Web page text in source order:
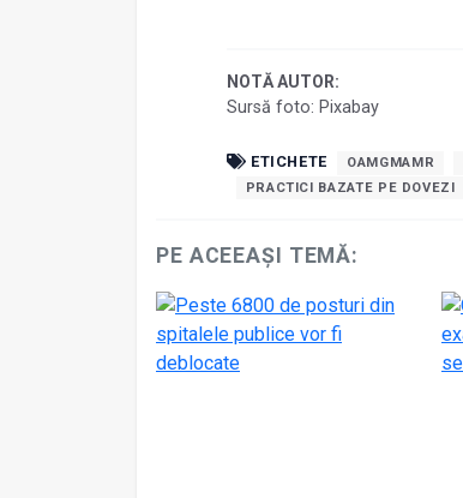
NOTĂ AUTOR:
Sursă foto: Pixabay
ETICHETE OAMGMAMR
PRACTICI BAZATE PE DOVEZI
PE ACEEAȘI TEMĂ: